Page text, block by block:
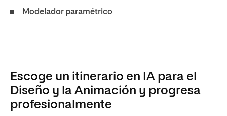
Modelador paramétrico.
Escoge un itinerario en IA para el
Diseño y la Animación y progresa
profesionalmente